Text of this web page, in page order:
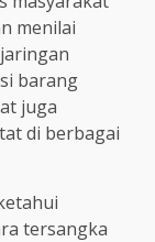
menilai
barang
juga
di berbagai
tersangka